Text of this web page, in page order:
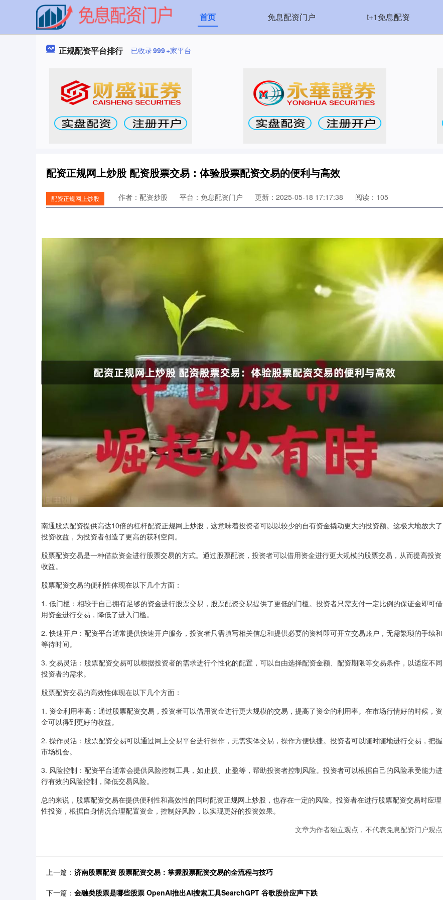
首页 免息配资门户 t+1免息配资
正规配资平台排行 已收录999+家平台
配资正规网上炒股 配资股票交易：体验股票配资交易的便利与高效
配资正规网上炒股 作者：配资炒股 平台：免息配资门户 更新：2025-05-18 17:17:38 阅读：105
南通股票配资提供高达10倍的杠杆配资正规网上炒股，这意味着投资者可以以较少的自有资金撬动更大的投资额。这极大地放大了
投资收益，为投资者创造了更高的获利空间。
股票配资交易是一种借款资金进行股票交易的方式。通过股票配资，投资者可以借用资金进行更大规模的股票交易，从而提高投资
收益。
股票配资交易的便利性体现在以下几个方面：
1. 低门槛：相较于自己拥有足够的资金进行股票交易，股票配资交易提供了更低的门槛。投资者只需支付一定比例的保证金即可借
用资金进行交易，降低了进入门槛。
2. 快速开户：配资平台通常提供快速开户服务，投资者只需填写相关信息和提供必要的资料即可开立交易账户，无需繁琐的手续和
等待时间。
3. 交易灵活：股票配资交易可以根据投资者的需求进行个性化的配置，可以自由选择配资金额、配资期限等交易条件，以适应不同
投资者的需求。
股票配资交易的高效性体现在以下几个方面：
1. 资金利用率高：通过股票配资交易，投资者可以借用资金进行更大规模的交易，提高了资金的利用率。在市场行情好的时候，资
金可以得到更好的收益。
2. 操作灵活：股票配资交易可以通过网上交易平台进行操作，无需实体交易，操作方便快捷。投资者可以随时随地进行交易，把握
市场机会。
3. 风险控制：配资平台通常会提供风险控制工具，如止损、止盈等，帮助投资者控制风险。投资者可以根据自己的风险承受能力进
行有效的风险控制，降低交易风险。
总的来说，股票配资交易在提供便利性和高效性的同时配资正规网上炒股，也存在一定的风险。投资者在进行股票配资交易时应理
性投资，根据自身情况合理配置资金，控制好风险，以实现更好的投资效果。
文章为作者独立观点，不代表免息配资门户观点
上一篇： 济南股票配资 股票配资交易：掌握股票配资交易的全流程与技巧
下一篇： 金融类股票是哪些股票 OpenAI推出AI搜索工具SearchGPT 谷歌股价应声下跌